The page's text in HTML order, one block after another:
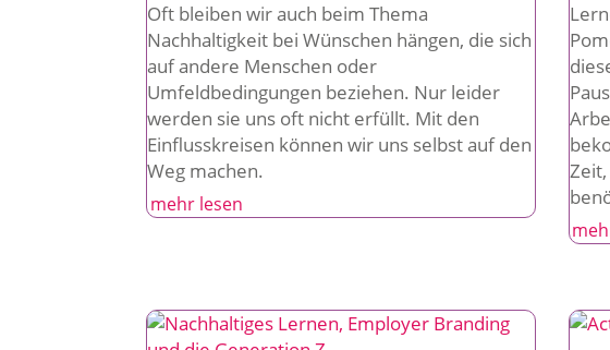
Oft bleiben wir auch beim Thema
Nachhaltigkeit bei Wünschen hängen, die sich
auf andere Menschen oder
Umfeldbedingungen beziehen. Nur leider
werden sie uns oft nicht erfüllt. Mit den
Einflusskreisen können wir uns selbst auf den
Weg machen.
mehr lesen